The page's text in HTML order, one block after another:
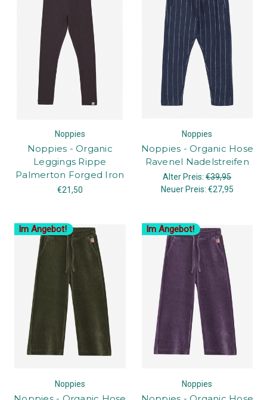
Noppies
Noppies - Organic
Leggings Rippe
Palmerton Forged Iron
€21,50
Noppies
Noppies - Organic Hose
Ravenel Nadelstreifen
Alter Preis:€39,95
Neuer Preis: €27,95
Im Angebot!
Noppies
Im Angebot!
Noppies